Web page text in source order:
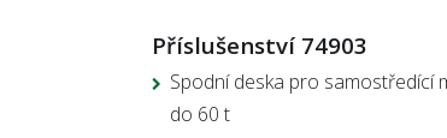
Příslušenství 74903
Spodní deska pro samostředící
do 60 t